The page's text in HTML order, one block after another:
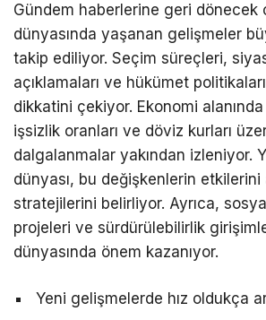
Gündem haberlerine geri dönecek
dünyasında yaşanan gelişmeler
takip ediliyor. Seçim süreçleri,
açıklamaları ve hükümet
dikkatini çekiyor. Ekonomi
işsizlik oranları ve döviz kurları
dalgalanmalar yakından izleniyor.
dünyası, bu değişkenlerin
stratejilerini belirliyor. Ayrıca,
projeleri ve sürdürülebilirlik
dünyasında önem kazanıyor.
Yeni gelişmelerde hız oldukça